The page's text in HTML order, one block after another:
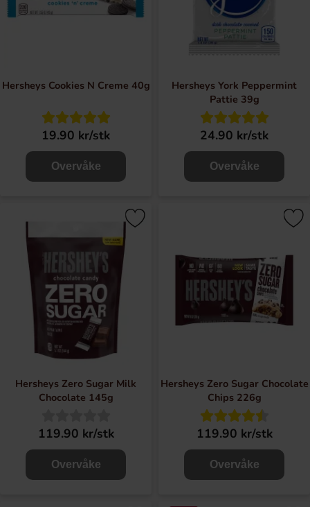
Hersheys Cookies N Creme 40g
19.90 kr/stk
Overvåke
Hersheys York Peppermint
Pattie 39g
24.90 kr/stk
Overvåke
Hersheys Zero Sugar Milk
Chocolate 145g
119.90 kr/stk
Overvåke
Hersheys Zero Sugar Chocolate
Chips 226g
119.90 kr/stk
Overvåke